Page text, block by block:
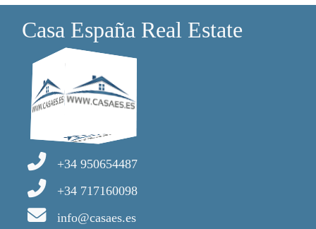
Casa España Real Estate
+34 950654487
+34 717160098
info@casaes.es